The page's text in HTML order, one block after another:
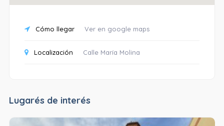
Cómo llegar Ver en google maps
Localización Calle María Molina
Lugarés de interés